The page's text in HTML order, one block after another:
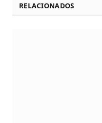
RELACIONADOS